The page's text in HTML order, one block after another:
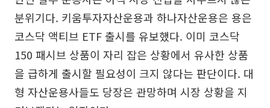
분위기다. 키움투자자산운용과 하나자산운용은 용은
코스닥 액티브 ETF 출시를 유보했다. 이미 코스닥
150 패시브 상품이 자리 잡은 상황에서 유사한 상품
을 급하게 출시할 필요성이 크지 않다는 판단이다. 대
형 자산운용사들도 당장은 관망하며 시장 상황을 지